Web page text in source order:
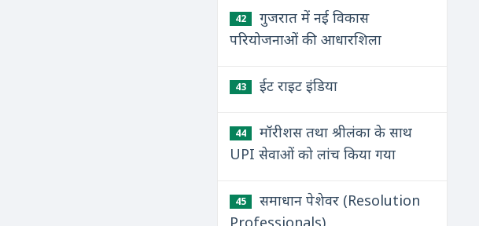
42
गुजरात में नई विकास
परियोजनाओं की आधारशिला
43 ईट राइट इंडिया
44
मॉरीशस तथा श्रीलंका के साथ
UPI सेवाओं को लांच किया गया
45
समाधान पेशेवर (Resolution
Professionals)